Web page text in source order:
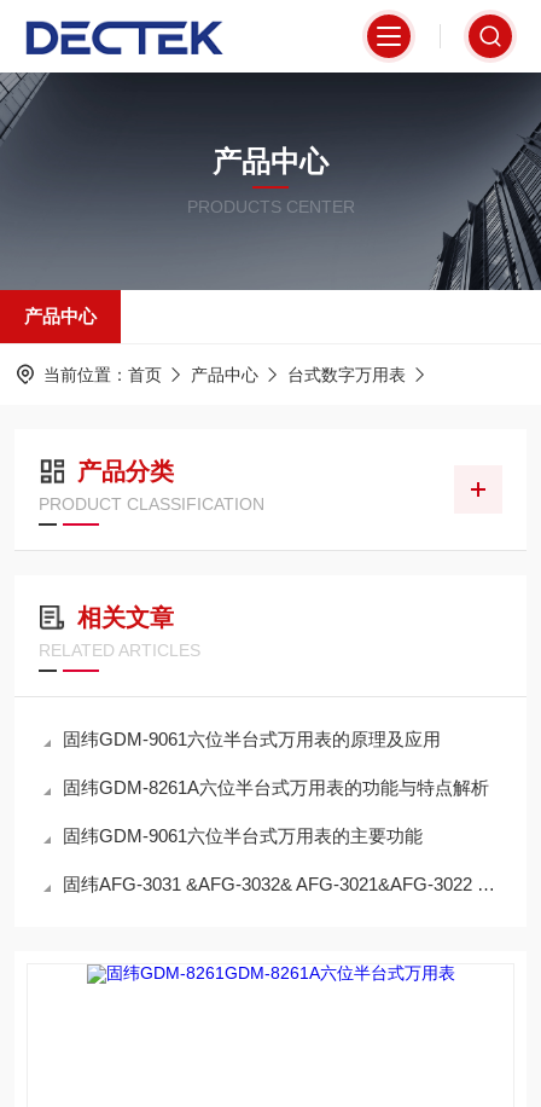
产品中心
PRODUCTS CENTER
产品中心
当前位置： 首页 产品中心 台式数字万用表
产品分类
PRODUCT CLASSIFICATION
相关文章
RELATED ARTICLES
固纬GDM-9061六位半台式万用表的原理及应用
固纬GDM-8261A六位半台式万用表的功能与特点解析
固纬GDM-9061六位半台式万用表的主要功能
固纬AFG-3031 &AFG-3032& AFG-3021&AFG-3022 谐波信号发生器